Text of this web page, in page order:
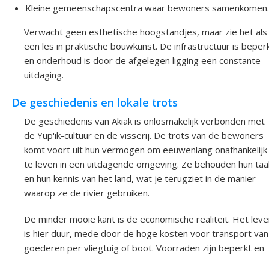
Kleine gemeenschapscentra waar bewoners samenkomen.
Verwacht geen esthetische hoogstandjes, maar zie het als
een les in praktische bouwkunst. De infrastructuur is
en onderhoud is door de afgelegen ligging een constante
uitdaging.
De geschiedenis en lokale trots
De geschiedenis van Akiak is onlosmakelijk verbonden met
de Yup'ik-cultuur en de visserij. De trots van de bewoners
komt voort uit hun vermogen om eeuwenlang onafhankelijk
te leven in een uitdagende omgeving. Ze behouden hun
en hun kennis van het land, wat je terugziet in de manier
waarop ze de rivier gebruiken.
De minder mooie kant is de economische realiteit. Het
is hier duur, mede door de hoge kosten voor transport van
goederen per vliegtuig of boot. Voorraden zijn beperkt en